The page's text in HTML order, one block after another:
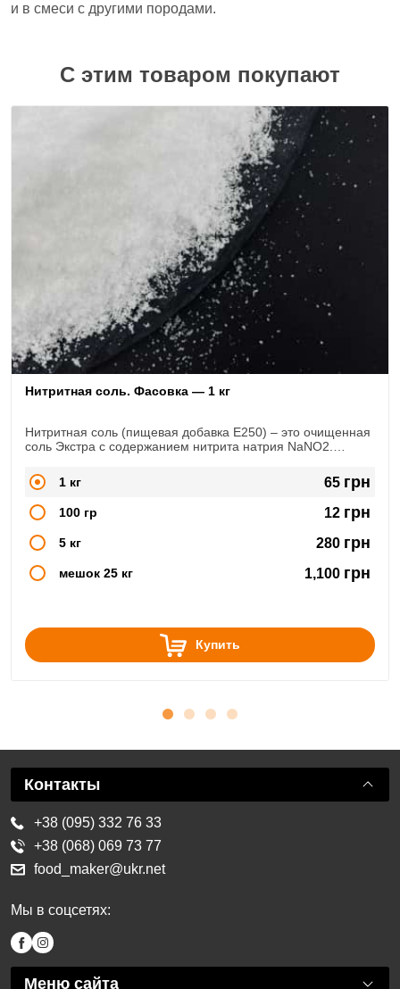
и в смеси с другими породами.
С этим товаром покупают
Нитритная соль. Фасовка — 1 кг
Нитритная соль (пищевая добавка Е250) – это очищенная
соль Экстра с содержанием нитрита натрия NaNO2.
изготовлении
копченостей, колбас, сыровяленых продуктов
1 кг 65 грн
100 гр 12 грн
5 кг 280 грн
мешок 25 кг 1,100 грн
Купить
Меню сайта
Контакты
+38 (095) 332 76 33
+38 (068) 069 73 77
food_maker@ukr.net
Мы в соцсетях: